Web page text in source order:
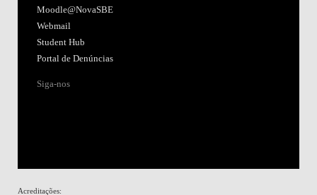
Moodle@NovaSBE
Webmail
Student Hub
Portal de Denúncias
Siga-nos
Acreditações: